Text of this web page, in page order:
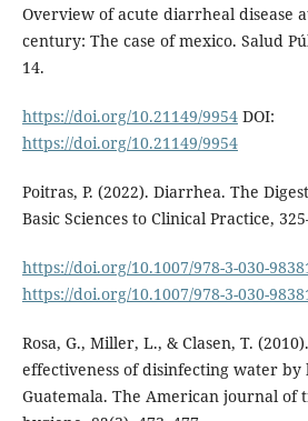
Overview of acute diarrheal disease
century: The case of mexico. Salud
14.
https://doi.org/10.21149/9954DOI:
https://doi.org/10.21149/9954
Poitras, P. (2022). Diarrhea. The
Basic Sciences to Clinical Practice,
https://doi.org/10.1007/978-3-030-
https://doi.org/10.1007/978-3-030-
Rosa, G., Miller, L., & Clasen, T.
effectiveness of disinfecting water
Guatemala. The American journal of